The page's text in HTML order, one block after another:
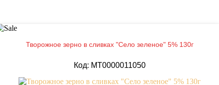
Творожное зерно в сливках "Село зеленое" 5% 130г
Код: MT0000011050